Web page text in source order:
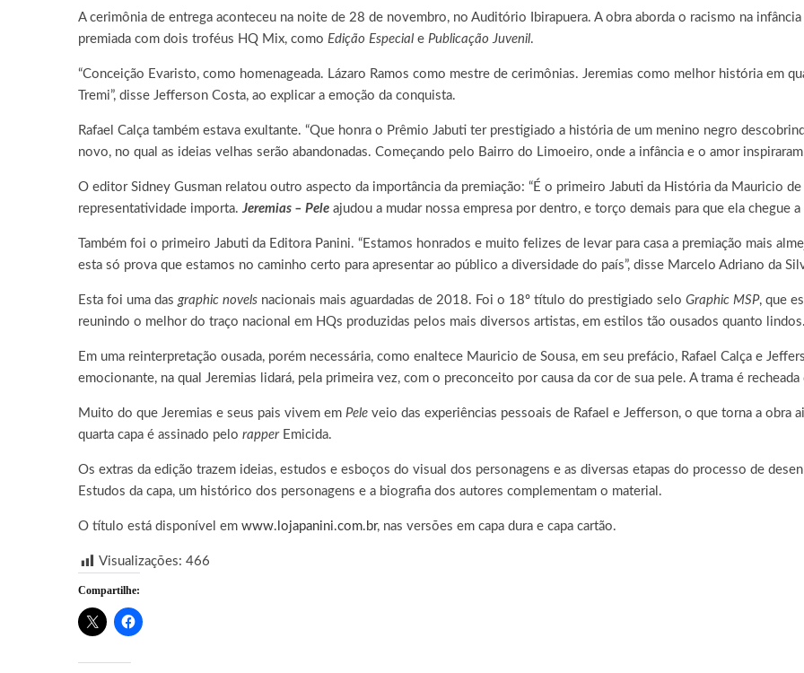
A cerimônia de entrega aconteceu na noite de 28 de novembro, no Auditório Ibirapuera. A obra aborda o racismo na
premiada com dois troféus HQ Mix, como Edição Especial e Publicação Juvenil.
“Conceição Evaristo, como homenageada. Lázaro Ramos como mestre de cerimônias. Jeremias como melhor história em
Tremi”, disse Jefferson Costa, ao explicar a emoção da conquista.
Rafael Calça também estava exultante. “Que honra o Prêmio Jabuti ter prestigiado a história de um menino negro
novo, no qual as ideias velhas serão abandonadas. Começando pelo Bairro do Limoeiro, onde a infância e o amor
O editor Sidney Gusman relatou outro aspecto da importância da premiação: “É o primeiro Jabuti da História da Mauricio
representatividade importa.Jeremias – Pele ajudou a mudar nossa empresa por dentro, e torço demais para que ela chegue
Também foi o primeiro Jabuti da Editora Panini. “Estamos honrados e muito felizes de levar para casa a premiação mais
esta só prova que estamos no caminho certo para apresentar ao público a diversidade do país”, disse Marcelo Adriano da
Esta foi uma das graphic novels nacionais mais aguardadas de 2018. Foi o 18º título do prestigiado selo Graphic MSP, que
reunindo o melhor do traço nacional em HQs produzidas pelos mais diversos artistas, em estilos tão ousados quanto
Em uma reinterpretação ousada, porém necessária, como enaltece Mauricio de Sousa, em seu prefácio, Rafael Calça e
emocionante, na qual Jeremias lidará, pela primeira vez, com o preconceito por causa da cor de sua pele. A trama é
Muito do que Jeremias e seus pais vivem em Pele veio das experiências pessoais de Rafael e Jefferson, o que torna a obra
quarta capa é assinado pelo rapperEmicida.
Os extras da edição trazem ideias, estudos e esboços do visual dos personagens e as diversas etapas do processo de
Estudos da capa, um histórico dos personagens e a biografia dos autores complementam o material.
O título está disponível em www.lojapanini.com.br, nas versões em capa dura e capa cartão.
Visualizações: 466
Compartilhe: